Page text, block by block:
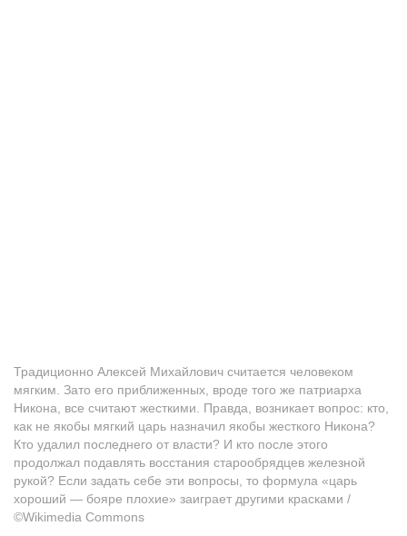
Традиционно Алексей Михайлович считается человеком
мягким. Зато его приближенных, вроде того же патриарха
Никона, все считают жесткими. Правда, возникает вопрос: кто,
как не якобы мягкий царь назначил якобы жесткого Никона?
Кто удалил последнего от власти? И кто после этого
продолжал подавлять восстания старообрядцев железной
рукой? Если задать себе эти вопросы, то формула «царь
хороший — бояре плохие» заиграет другими красками /
©Wikimedia Commons